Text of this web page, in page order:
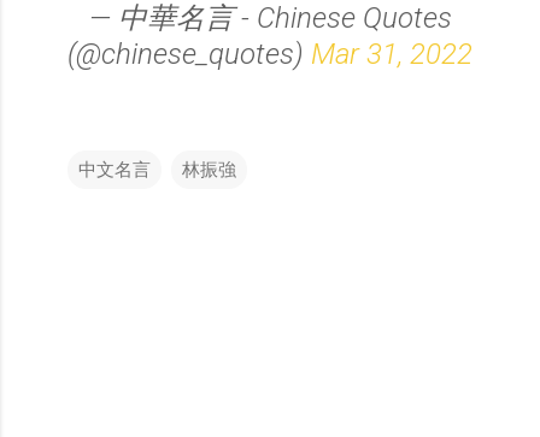
— 中華名言 - Chinese Quotes
(@chinese_quotes) Mar 31, 2022
中文名言 林振強